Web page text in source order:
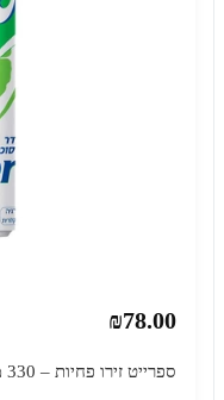
₪78.00
ספרייט זירו פחיות – 330 מ"ל × 24 יחידות (מארז)